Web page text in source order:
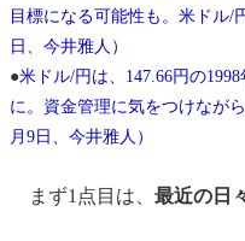
目標になる可能性も。米ドル/
日、今井雅人）
●米ドル/円は、147.66円の
に。資金管理に気をつけなが
月9日、今井雅人）
まず1点目は、 最近の日